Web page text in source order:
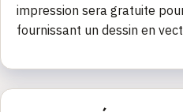
impression sera gratuite
fournissant un dessin en